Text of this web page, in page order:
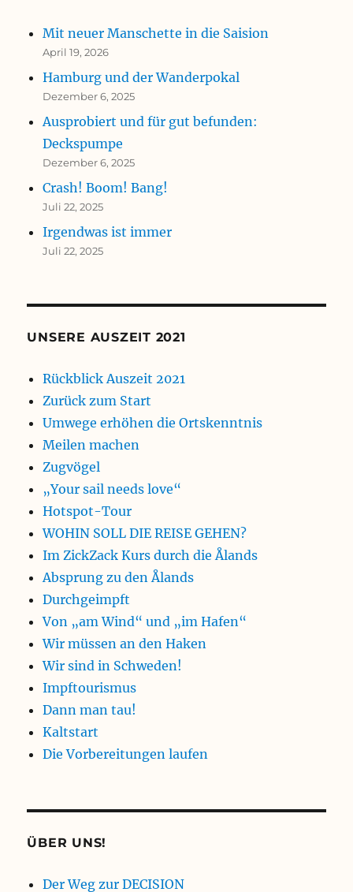
Mit neuer Manschette in die Saision
April 19, 2026
Hamburg und der Wanderpokal
Dezember 6, 2025
Ausprobiert und für gut befunden:
Deckspumpe
Dezember 6, 2025
Crash! Boom! Bang!
Juli 22, 2025
Irgendwas ist immer
Juli 22, 2025
UNSERE AUSZEIT 2021
Rückblick Auszeit 2021
Zurück zum Start
Umwege erhöhen die Ortskenntnis
Meilen machen
Zugvögel
„Your sail needs love“
Hotspot-Tour
WOHIN SOLL DIE REISE GEHEN?
Im ZickZack Kurs durch die Ålands
Absprung zu den Ålands
Durchgeimpft
Von „am Wind“ und „im Hafen“
Wir müssen an den Haken
Wir sind in Schweden!
Impftourismus
Dann man tau!
Kaltstart
Die Vorbereitungen laufen
ÜBER UNS!
Der Weg zur DECISION